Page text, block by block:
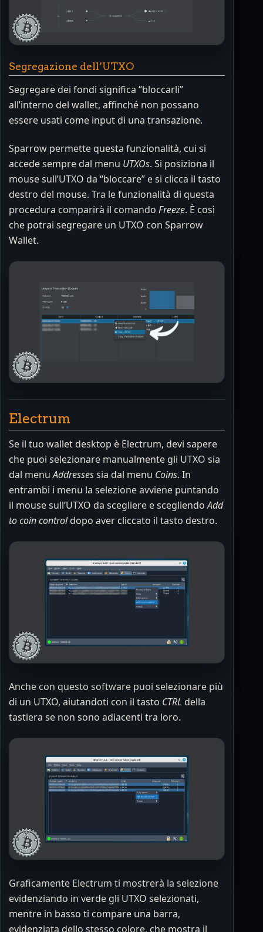
Segregazione dell’UTXO
Segregare dei fondi significa “bloccarli”
all’interno del wallet, affinché non possano
essere usati come input di una transazione.
Sparrow permette questa funzionalità, cui si
accede sempre dal menu UTXOs. Si posiziona il
mouse sull’UTXO da “bloccare” e si clicca il tasto
destro del mouse. Tra le funzionalità di questa
procedura comparirà il comando Freeze. È così
che potrai segregare un UTXO con Sparrow
Wallet.
Electrum
Se il tuo wallet desktop è Electrum, devi sapere
che puoi selezionare manualmente gli UTXO sia
dal menuAddressessia dal menu Coins. In
entrambi i menu la selezione avviene puntando
il mouse sull’UTXO da scegliere e scegliendoAdd
to coin controldopo aver cliccato il tasto destro.
Anche con questo software puoi selezionare più
di un UTXO, aiutandoti con il tasto CTRL della
tastiera se non sono adiacenti tra loro.
Graficamente Electrum ti mostrerà la selezione
evidenziando in verde gli UTXO selezionati,
mentre in basso ti compare una barra,
evidenziata dello stesso colore, che mostra il